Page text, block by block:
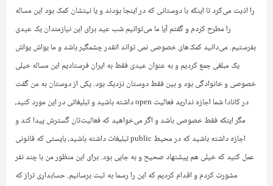
را اذیت می‌کرد تا اینکه با دوستانی که در اینجا بودند و یا نیتشان کمک بود این مساله
را مطرح کردم و گفتم آیا ما می‌توانیم شب عید برای این نیازمندان یک عیدی
بفرستیم. می‌دانید کمک‌های خصوصی نمی تواند انقدر چشمگیر باشد و ما یواش یواش
یک مبلغی جمع کردیم و به عنوان عیدی فقط به ایران فرستادیم این مساله خیلی
خصوصی و خانوادگی بود و بین فقط دوستان نزدیک بود. یکی از دوستان به من گفت
در کانادا شما اجازه ندارید فعالیت openداشته باشید و‌ تبلیغاتی در این مورد کنید،
مگر اینکه فقط خصوصی باشد و اگر می‌خواهید که فعالیت‌تان گسترش پیدا کند و
اجازه داشته باشید که در محیطpublicتبلیغات داشته باشید، بایستی که قانونی
عمل کنید که خیلی هم پیشنهاد صحیح و به جایی بود. برای این منظور من با چند نفر
مشورت کردم و اقدام ‌کردیم که این را رسما به ثبت برسانیم. حسابداری تراز که